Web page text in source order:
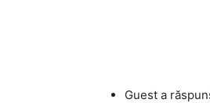
Guest a